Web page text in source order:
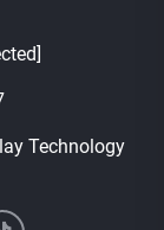
Technology